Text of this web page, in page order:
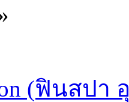
(ฟินสปา